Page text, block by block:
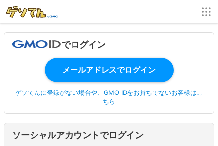
でログイン
ゲソてんに登録がない場合や、GMO IDをお持ちでないお客様はこ
ちら
ソーシャルアカウントでログイン